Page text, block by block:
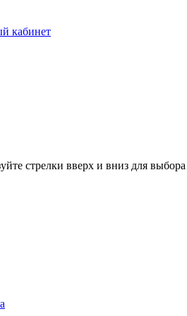
кабинет
стрелки вверх и вниз для